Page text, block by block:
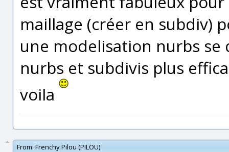
maillage (créer en subdiv)
une modelisation nurbs
nurbs et subdivis plus
voila
From: Frenchy Pilou (PILOU)